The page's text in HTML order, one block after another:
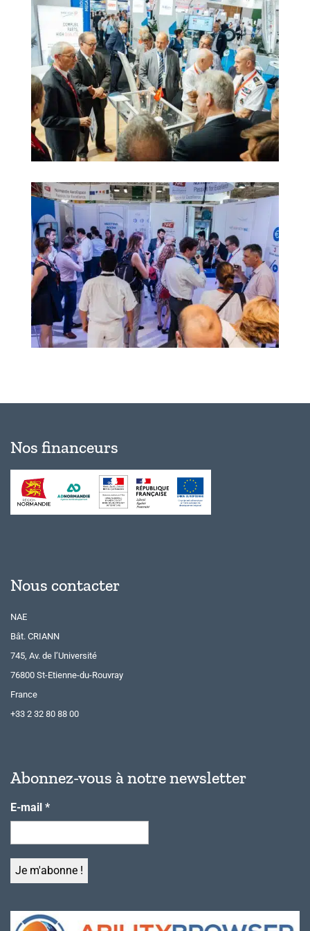
Nos financeurs
Nous contacter
NAE
Bât. CRIANN
745, Av. de l’Université
76800 St-Etienne-du-Rouvray
France
+33 2 32 80 88 00
Abonnez-vous à notre newsletter
E-mail *